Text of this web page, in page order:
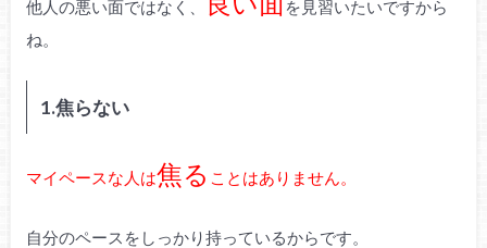
他人の悪い面ではなく、
を見習いたいですから
ね。
1.焦らない
マイペースな人は焦る ことはありません。
自分のペースをしっかり持っているからです。